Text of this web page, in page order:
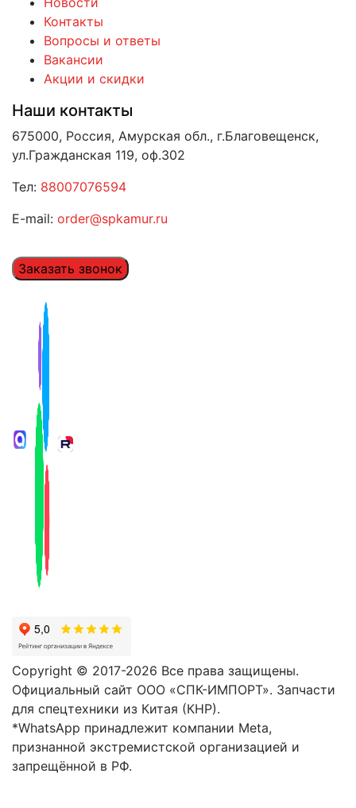
Контакты
Вопросы и ответы
Вакансии
Акции и скидки
Наши контакты
675000, Россия, Амурская обл., г.Благовещенск,
ул.Гражданская 119, оф.302
Тел: 88007076594
E-mail: order@spkamur.ru
Заказать звонок
Copyright © 2017-2026 Все права защищены.
Официальный сайт ООО «СПК-ИМПОРТ». Запчасти
для спецтехники из Китая (КНР).
*WhatsApp принадлежит компании Meta,
признанной экстремистской организацией и
запрещённой в РФ.